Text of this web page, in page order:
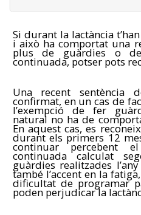
Si durant la lactància
i això ha comportat una
plus de guàrdies o del
continuada, potser pots
Una recent sentència
confirmat, en un cas de
l’exempció de fer
natural no ha de
En aquest cas, es
durant els primers 12
continuar percebent
continuada calculat
guàrdies realitzades
també l’accent en la
dificultat de programar
poden perjudicar la